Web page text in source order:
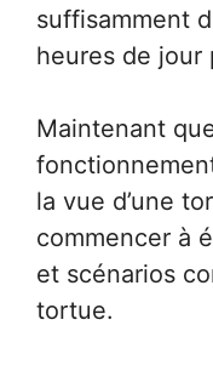
suffisamment
heures de jour
Maintenant
la vue d’une
commencer à
et scénarios
tortue.